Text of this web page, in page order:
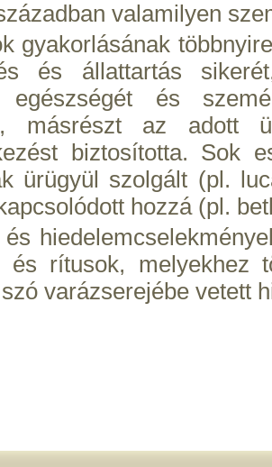
valamilyen
gyakorlásának
és állattartás
egészségét és
másrészt az adott
biztosította. Sok
ürügyül szolgált (pl.
hozzá (pl.
és rítusok, melyekhez
varázserejébe vetett